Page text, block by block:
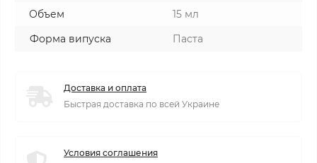
Объем
15 мл
Форма випуска
Паста
Доставка и оплата
Быстрая доставка по всей Украине
Условия соглашения